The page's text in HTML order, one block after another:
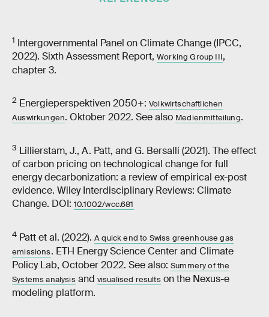
1 Intergovernmental Panel on Climate Change (IPCC,
2022). Sixth Assessment Report, Working Group III,
chapter 3.
2 Energieperspektiven 2050+: Volkwirtschaftlichen
Auswirkungen. Oktober 2022. See also Medienmitteilung.
3 Lillierstam, J., A. Patt, and G. Bersalli (2021). The effect
of carbon pricing on technological change for full
energy decarbonization: a review of empirical ex-post
evidence. Wiley Interdisciplinary Reviews: Climate
Change. DOI: 10.1002/wcc.681
4 Patt et al. (2022). A quick end to Swiss greenhouse gas
emissions. ETH Energy Science Center and Climate
Policy Lab, October 2022. See also: Summery of the
Systems analysisand visualised resultson the Nexus-e
modeling platform.